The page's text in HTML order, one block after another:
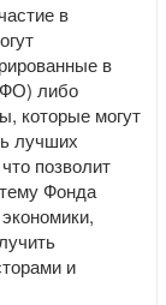
в
в
либо
которые могут
лучших
позволит
Фонда
и